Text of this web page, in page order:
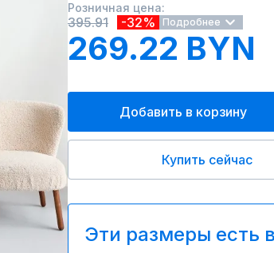
Розничная цена:
395.91 -32% Подробнее
269.22 BYN
Добавить в корзину
Купить сейчас
Эти размеры есть в